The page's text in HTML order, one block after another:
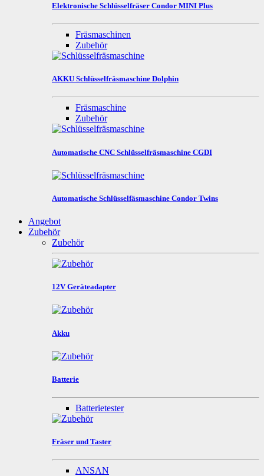
Elektronische Schlüsselfräser Condor MINI Plus
Fräsmaschinen
Zubehör
AKKU Schlüsselfräsmaschine Dolphin
Fräsmaschine
Zubehör
Automatische CNC Schlüsselfräsmaschine CGDI
Automatische Schlüsselfäsmaschine Condor Twins
Angebot
Zubehör
Zubehör
12V Geräteadapter
Akku
Batterie
Batterietester
Fräser und Taster
ANSAN